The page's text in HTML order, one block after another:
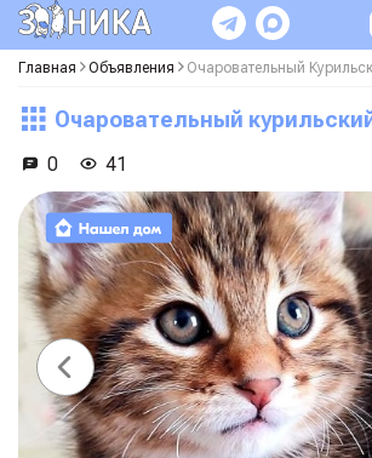
Главная Объявления Очаровательный
Очаровательный
0 41